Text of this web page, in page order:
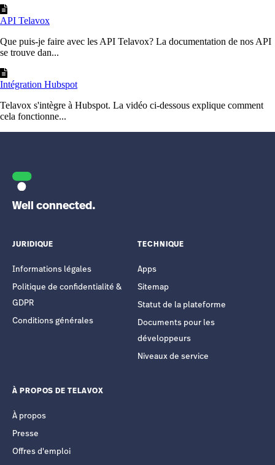
API Telavox
Que puis-je faire avec les API Telavox? La documentation de nos API
se trouve dan...
Intégration Hubspot
Telavox s'intègre à Hubspot. La vidéo ci-dessous explique comment
cela fonctionne...
Well connected.
JURIDIQUE
Informations légales
Politique de confidentialité &
GDPR
Conditions générales
TECHNIQUE
Apps
Sitemap
Statut de la plateforme
Documents pour les
développeurs
Niveaux de service
À PROPOS DE TELAVOX
À propos
Presse
Offres d'emploi